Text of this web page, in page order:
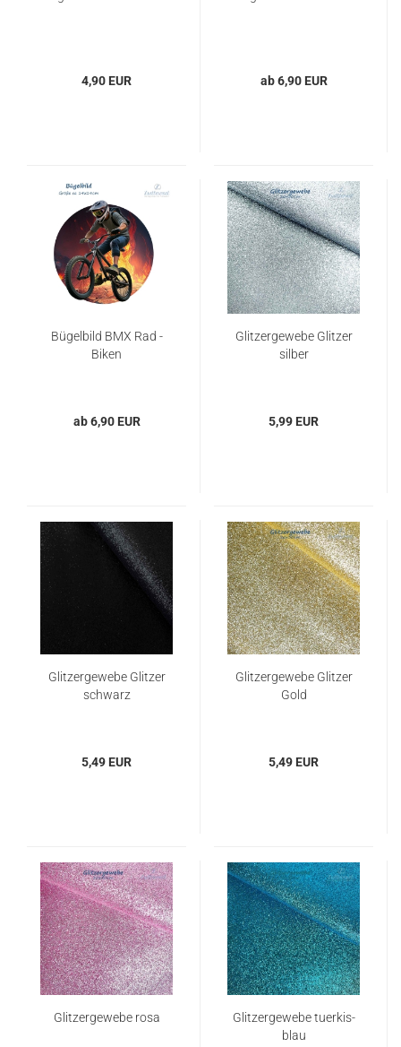
4,90 EUR ab 6,90 EUR
Bügelbild BMX Rad -
Biken
ab 6,90 EUR
Glitzergewebe Glitzer
silber
5,99 EUR
Glitzergewebe Glitzer
schwarz
5,49 EUR
Glitzergewebe Glitzer
Gold
5,49 EUR
Glitzergewebe rosa
Glitzergewebe tuerkis-
blau